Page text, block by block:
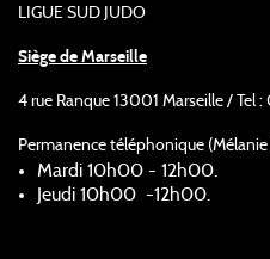
LIGUE SUD JUDO
Siège de Marseille
4 rue Ranque 13001 Marseille / Tel
Permanence téléphonique (Mélanie
Mardi 10h00 - 12h00.
Jeudi 10h00 -12h00.